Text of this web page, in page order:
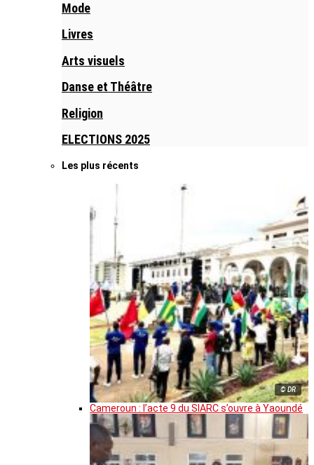
Mode
Livres
Arts visuels
Danse et Théâtre
Religion
ELECTIONS 2025
Les plus récents
© DR
Cameroun : l’acte 9 du SIARC s’ouvre à Yaoundé